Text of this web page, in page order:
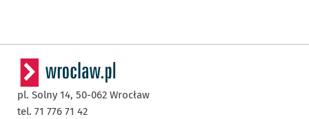
pl. Solny 14, 50-062 Wrocław
tel. 71 776 71 42